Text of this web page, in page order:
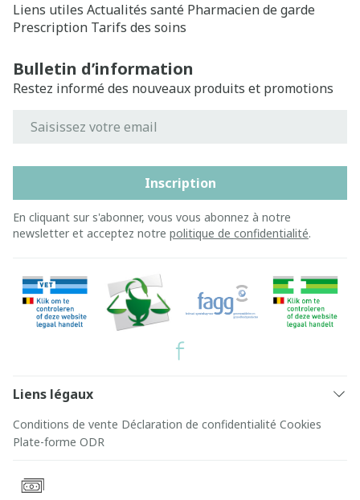
Liens utiles Actualités santé Pharmacien de garde
Prescription Tarifs des soins
Bulletin d’information
Restez informé des nouveaux produits et promotions
Inscription
En cliquant sur s'abonner, vous vous abonnez à notre
newsletter et acceptez notre politique de confidentialité.
Liens légaux
Conditions de vente Déclaration de confidentialité Cookies
Plate-forme ODR